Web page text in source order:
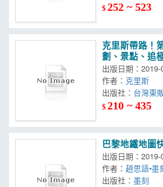
$252 ~ 523
克里斯帶路！
劃、景點、追
全攻略！
出版日期：2019-
作者： 克里斯
出版社：
$210 ~ 435
巴黎地鐵地圖
出版日期：2019-
作者：趙思語•墨
出版社：